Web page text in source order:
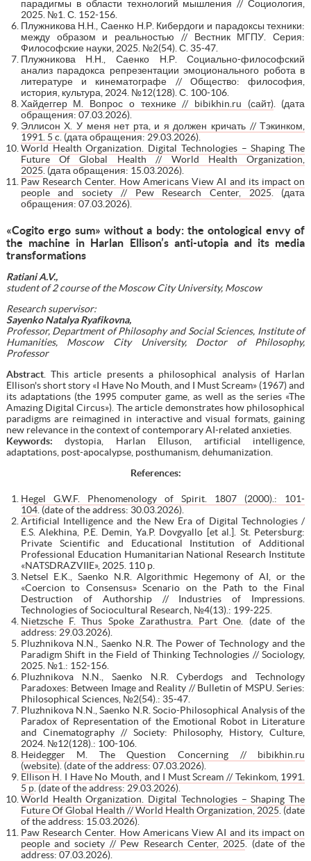
парадигмы в области технологий мышления // Социология,
2025. №1. С. 152-156.
Плужникова Н.Н., Саенко Н.Р. Кибердоги и парадоксы техники:
между образом и реальностью // Вестник МГПУ. Серия:
Философские науки, 2025. №2(54). С. 35-47.
Плужникова Н.Н., Саенко Н.Р. Социально-философский
анализ парадокса репрезентации эмоционального робота в
литературе и кинематографе // Общество: философия,
история, культура, 2024. №12(128). С. 100-106.
Хайдеггер М. Вопрос о технике // bibikhin.ru (сайт). (дата
обращения: 07.03.2026).
Эллисон Х. У меня нет рта, и я должен кричать // Тэкинком,
1991. 5 c . (дата обращения: 29.03.2026).
World Health Organization. Digital Technologies – Shaping The
Future Of Global Health // World Health Organization,
2025 . (дата обращения: 15.03.2026).
Paw Research Center. How Americans View AI and its impact on
people and society // Pew Research Center, 2025 . (дата
обращения: 07.03.2026).
«Cogito ergo sum» without a body: the ontological envy of
the machine in Harlan Ellison’s anti-utopia and its media
transformations
Ratiani A.V.,
student of 2 courseof theMoscow City University, Moscow
Research supervisor:
Sayenko Natalya Ryafikovna,
Professor, Department of Philosophy and Social Sciences, Institute of
Humanities, Moscow City University, Doctor of Philosophy,
Professor
Abstract. This article presents a philosophical analysis of Harlan
Ellison's short story «I Have No Mouth, and I Must Scream» (1967) and
its adaptations (the 1995 computer game, as well as the series «The
Amazing Digital Circus»). The article demonstrates how philosophical
paradigms are reimagined in interactive and visual formats, gaining
new relevance in the context of contemporary AI-related anxieties.
Keywords:dystopia, Harlan Elluson, artificial intelligence,
adaptations, post-apocalypse, posthumanism, dehumanization.
References:
Hegel G.W.F. Phenomenology of Spirit. 1807 (2000).: 101-
104. (date of the address: 30.03.2026).
Artificial Intelligence and the New Era of Digital Technologies /
E.S. Alekhina, P.E. Demin, Ya.P. Dovgyallo [et al.]. St. Petersburg:
Private Scientific and Educational Institution of Additional
Professional Education Humanitarian National Research Institute
«NATSDRAZVIIE», 2025. 110 p.
Netsel E.K., Saenko N.R. Algorithmic Hegemony of AI, or the
«Coercion to Consensus» Scenario on the Path to the Final
Destruction of Authorship // Industries of Impressions.
Technologies of Sociocultural Research, №4(13).: 199-225.
Nietzsche F. Thus Spoke Zarathustra. Part One . (date of the
address: 29.03.2026).
Pluzhnikova N.N., Saenko N.R. The Power of Technology and the
Paradigm Shift in the Field of Thinking Technologies // Sociology,
2025. №1.: 152-156.
Pluzhnikova N.N., Saenko N.R. Cyberdogs and Technology
Paradoxes: Between Image and Reality // Bulletin of MSPU. Series:
Philosophical Sciences, №2(54).: 35-47.
Pluzhnikova N.N., Saenko N.R. Socio-Philosophical Analysis of the
Paradox of Representation of the Emotional Robot in Literature
and Cinematography // Society: Philosophy, History, Culture,
2024. №12(128).: 100-106.
Heidegger M. The Question Concerning // bibikhin.ru
(website). (date of the address: 07.03.2026).
Ellison H. I Have No Mouth, and I Must Scream // Tekinkom, 1991.
5 p. (date of the address: 29.03.2026).
World Health Organization. Digital Technologies – Shaping The
Future Of Global Health // World Health Organization, 2025 . (date
of the address: 15.03.2026).
Paw Research Center. How Americans View AI and its impact on
people and society // Pew Research Center, 2025 . (date of the
address: 07.03.2026).